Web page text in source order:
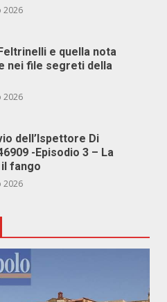
2026
e quella nota
nei file segreti della
2026
dell’Ispettore Di
-Episodio 3 – La
fango
2026